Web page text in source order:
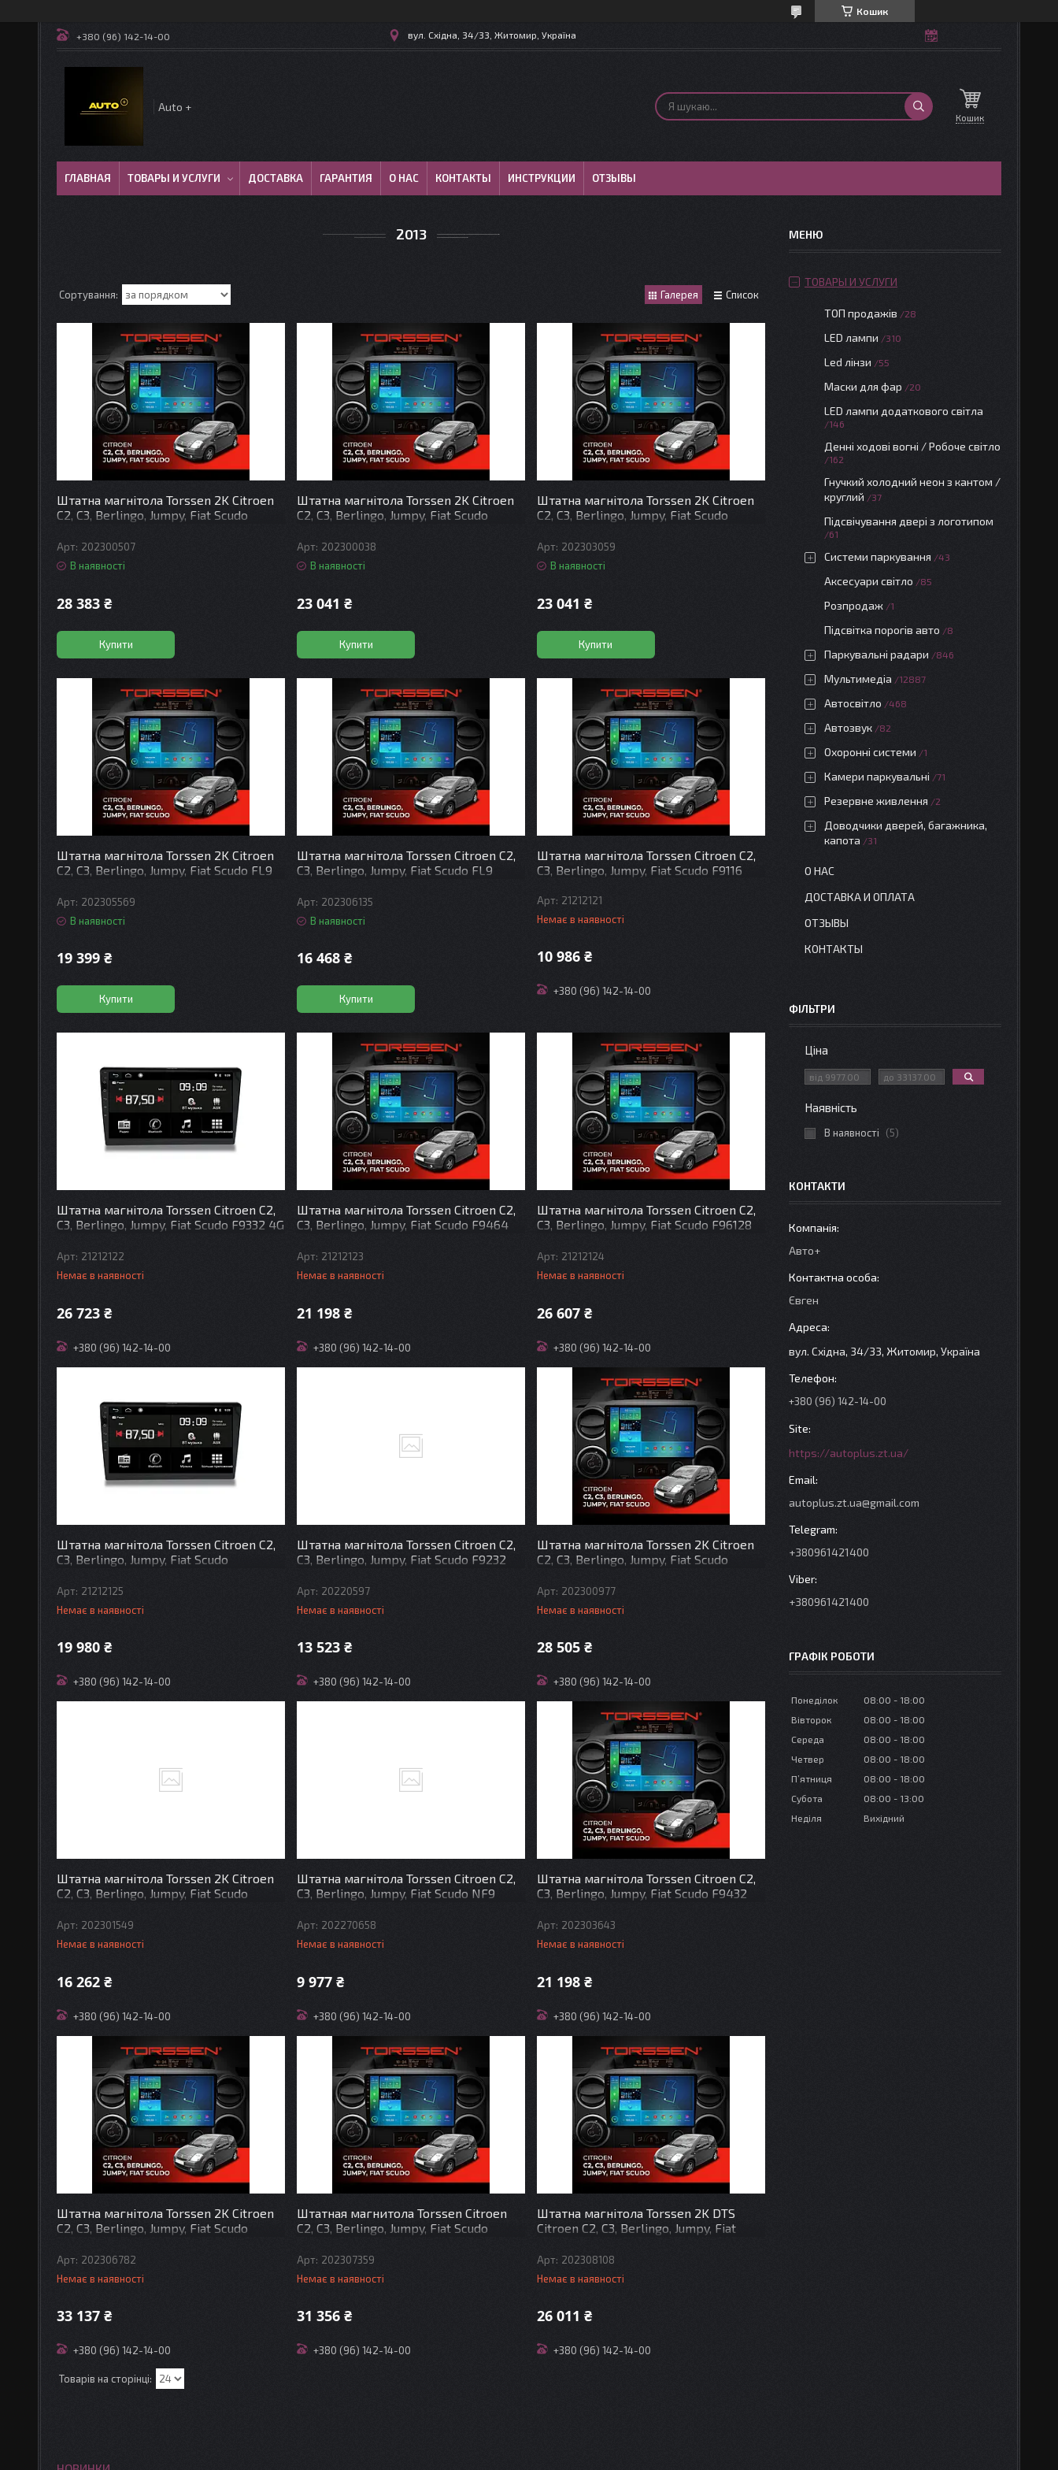
Кошик
+380 (96) 142-14-00 вул. Східна, 34/33, Житомир, Україна
Auto +
Кошик
ГЛАВНАЯ ТОВАРЫ И УСЛУГИ ДОСТАВКА ГАРАНТИЯ О НАС КОНТАКТЫ ИНСТРУКЦИИ ОТЗЫВЫ
2013
Галерея Список
Штатна магнітола Torssen 2K Citroen
C2, C3, Berlingo, Jumpy, Fiat Scudo
202300507
В наявності
28 383 ₴
Купити
Штатна магнітола Torssen 2K Citroen
C2, C3, Berlingo, Jumpy, Fiat Scudo
202300038
В наявності
23 041 ₴
Купити
Штатна магнітола Torssen 2K Citroen
C2, C3, Berlingo, Jumpy, Fiat Scudo
202303059
В наявності
23 041 ₴
Купити
Штатна магнітола Torssen 2K Citroen
C2, C3, Berlingo, Jumpy, Fiat Scudo FL9
202305569
В наявності
19 399 ₴
Купити
Штатна магнітола Torssen Citroen C2,
C3, Berlingo, Jumpy, Fiat Scudo FL9
202306135
В наявності
16 468 ₴
Купити
Штатна магнітола Torssen Citroen C2,
C3, Berlingo, Jumpy, Fiat Scudo F9116
21212121
Немає в наявності
10 986 ₴
+380 (96) 142-14-00
Штатна магнітола Torssen Citroen C2,
C3, Berlingo, Jumpy, Fiat Scudo F9332 4G
21212122
Немає в наявності
26 723 ₴
+380 (96) 142-14-00
Штатна магнітола Torssen Citroen C2,
C3, Berlingo, Jumpy, Fiat Scudo F9464
21212123
Немає в наявності
21 198 ₴
+380 (96) 142-14-00
Штатна магнітола Torssen Citroen C2,
C3, Berlingo, Jumpy, Fiat Scudo F96128
21212124
Немає в наявності
26 607 ₴
+380 (96) 142-14-00
Штатна магнітола Torssen Citroen C2,
C3, Berlingo, Jumpy, Fiat Scudo
21212125
Немає в наявності
19 980 ₴
+380 (96) 142-14-00
Штатна магнітола Torssen Citroen C2,
C3, Berlingo, Jumpy, Fiat Scudo F9232
20220597
Немає в наявності
13 523 ₴
+380 (96) 142-14-00
Штатна магнітола Torssen 2K Citroen
C2, C3, Berlingo, Jumpy, Fiat Scudo
202300977
Немає в наявності
28 505 ₴
+380 (96) 142-14-00
Штатна магнітола Torssen 2K Citroen
C2, C3, Berlingo, Jumpy, Fiat Scudo
202301549
Немає в наявності
16 262 ₴
+380 (96) 142-14-00
Штатна магнітола Torssen Citroen C2,
C3, Berlingo, Jumpy, Fiat Scudo NF9
202270658
Немає в наявності
9 977 ₴
+380 (96) 142-14-00
Штатна магнітола Torssen Citroen C2,
C3, Berlingo, Jumpy, Fiat Scudo F9432
202303643
Немає в наявності
21 198 ₴
+380 (96) 142-14-00
Штатна магнітола Torssen 2K Citroen
C2, C3, Berlingo, Jumpy, Fiat Scudo
202306782
Немає в наявності
33 137 ₴
+380 (96) 142-14-00
Штатная магнитола Torssen Citroen
C2, C3, Berlingo, Jumpy, Fiat Scudo
202307359
Немає в наявності
31 356 ₴
+380 (96) 142-14-00
Штатна магнітола Torssen 2K DTS
Citroen C2, C3, Berlingo, Jumpy, Fiat
202308108
Немає в наявності
26 011 ₴
+380 (96) 142-14-00
ТОВАРЫ И УСЛУГИ
ТОП продажів 28
LED лампи 310
Led лінзи 55
Маски для фар 20
LED лампи додаткового світла
146
Денні ходові вогні / Робоче світло
162
Гнучкий холодний неон з кантом /
круглий
37
Підсвічування двері з логотипом
61
Системи паркування 43
Аксесуари світло 85
Розпродаж 1
Підсвітка порогів авто 8
Паркувальні радари 846
Мультимедіа 12887
Автосвітло 468
Автозвук 82
Охоронні системи 1
Камери паркувальні 71
Резервне живлення 2
Доводчики дверей, багажника,
капота
31
О НАС
ДОСТАВКА И ОПЛАТА
ОТЗЫВЫ
КОНТАКТЫ
ФІЛЬТРИ
Ціна
Наявність
В наявності 5
КОНТАКТИ
Авто+
Євген
вул. Східна, 34/33, Житомир, Україна
+380 (96) 142-14-00
https://autoplus.zt.ua/
autoplus.zt.ua@gmail.com
+380961421400
+380961421400
ГРАФІК РОБОТИ
Понеділок 08:00
18:00
Вівторок
08:00
18:00
Середа
08:00
18:00
Четвер
08:00
18:00
Пʼятниця
08:00
18:00
Субота
08:00
13:00
Неділя
Вихідний